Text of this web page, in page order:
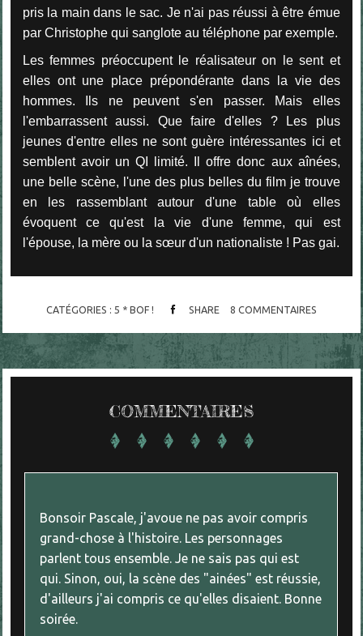
pris la main dans le sac. Je n'ai pas réussi à être émue
par Christophe qui sanglote au téléphone par exemple.
Les femmes préoccupent le réalisateur on le sent et
elles ont une place prépondérante dans la vie des
hommes. Ils ne peuvent s'en passer. Mais elles
l'embarrassent aussi. Que faire d'elles ? Les plus
jeunes d'entre elles ne sont guère intéressantes ici et
semblent avoir un QI limité. Il offre donc aux aînées,
une belle scène, l'une des plus belles du film je trouve
en les rassemblant autour d'une table où elles
évoquent ce qu'est la vie d'une femme, qui est
l'épouse, la mère ou la sœur d'un nationaliste ! Pas gai.
CATÉGORIES : 5 * BOF ! SHARE 8 COMMENTAIRES
COMMENTAIRES
Bonsoir Pascale, j'avoue ne pas avoir compris
grand-chose à l'histoire. Les personnages
parlent tous ensemble. Je ne sais pas qui est
qui. Sinon, oui, la scène des "ainées" est réussie,
d'ailleurs j'ai compris ce qu'elles disaient. Bonne
soirée.